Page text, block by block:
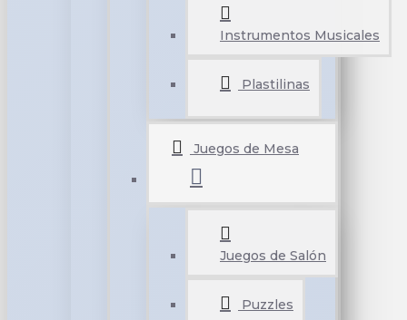
Instrumentos Musicales
Plastilinas
Juegos de Mesa
Juegos de Salón
Puzzles